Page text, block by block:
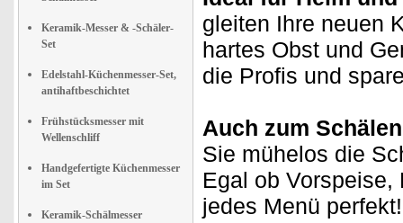
Keramik-Messer & -Schäler-
Set
Edelstahl-Küchenmesser-Set,
antihaftbeschichtet
Frühstücksmesser mit
Wellenschliff
Handgefertigte Küchenmesser
im Set
Keramik-Schälmesser
gleiten Ihre neuen
hartes Obst und
die Profis und
Auch zum
Sie mühelos die
Egal ob
jedes Menü perfekt!